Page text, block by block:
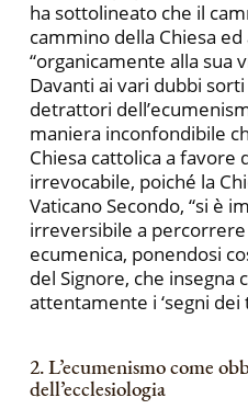
ha sottolineato che il
cammino della Chiesa
“organicamente alla sua
Davanti ai vari dubbi
detrattori
maniera inconfondibile
Chiesa cattolica a favore
irrevocabile, poiché la
Vaticano Secondo, “si è
irreversibile a percorrere
ecumenica, ponendosi
del Signore, che insegna
attentamente i ‘segni dei
2. L’ecumenismo come
dell’ecclesiologia